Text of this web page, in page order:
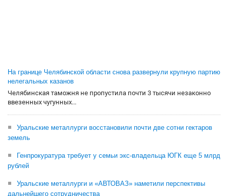
На границе Челябинской области снова развернули крупную партию
нелегальных казанов
Челябинская таможня не пропустила почти 3 тысячи незаконно
ввезенных чугунных...
Уральские металлурги восстановили почти две сотни гектаров
земель
Генпрокуратура требует у семьи экс-владельца ЮГК еще 5 млрд
рублей
Уральские металлурги и «АВТОВАЗ» наметили перспективы
дальнейшего сотрудничества